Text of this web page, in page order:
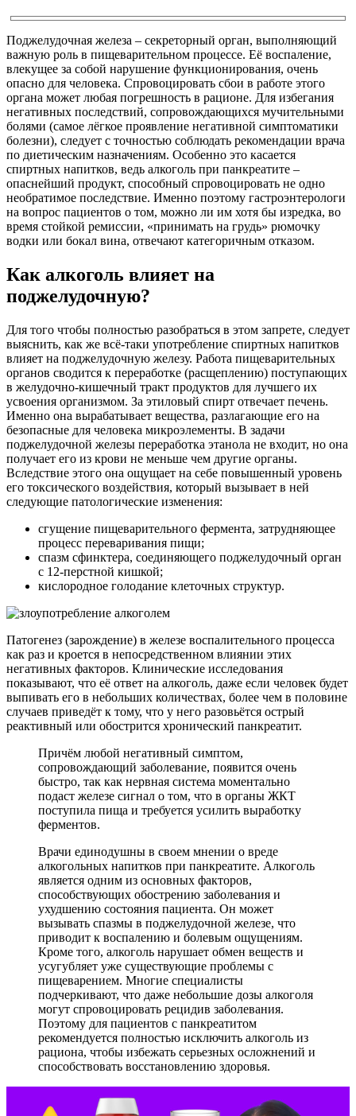
Поджелудочная железа – секреторный орган, выполняющий
важную роль в пищеварительном процессе. Её воспаление,
влекущее за собой нарушение функционирования, очень
опасно для человека. Спровоцировать сбои в работе этого
органа может любая погрешность в рационе. Для избегания
негативных последствий, сопровождающихся мучительными
болями (самое лёгкое проявление негативной симптоматики
болезни), следует с точностью соблюдать рекомендации врача
по диетическим назначениям. Особенно это касается
спиртных напитков, ведь алкоголь при панкреатите –
опаснейший продукт, способный спровоцировать не одно
необратимое последствие. Именно поэтому гастроэнтерологи
на вопрос пациентов о том, можно ли им хотя бы изредка, во
время стойкой ремиссии, «принимать на грудь» рюмочку
водки или бокал вина, отвечают категоричным отказом.
Как алкоголь влияет на
поджелудочную?
Для того чтобы полностью разобраться в этом запрете, следует
выяснить, как же всё-таки употребление спиртных напитков
влияет на поджелудочную железу. Работа пищеварительных
органов сводится к переработке (расщеплению) поступающих
в желудочно-кишечный тракт продуктов для лучшего их
усвоения организмом. За этиловый спирт отвечает печень.
Именно она вырабатывает вещества, разлагающие его на
безопасные для человека микроэлементы. В задачи
поджелудочной железы переработка этанола не входит, но она
получает его из крови не меньше чем другие органы.
Вследствие этого она ощущает на себе повышенный уровень
его токсического воздействия, который вызывает в ней
следующие патологические изменения:
сгущение пищеварительного фермента, затрудняющее
процесс переваривания пищи;
спазм сфинктера, соединяющего поджелудочный орган
с 12-перстной кишкой;
кислородное голодание клеточных структур.
Патогенез (зарождение) в железе воспалительного процесса
как раз и кроется в непосредственном влиянии этих
негативных факторов. Клинические исследования
показывают, что её ответ на алкоголь, даже если человек будет
выпивать его в небольших количествах, более чем в половине
случаев приведёт к тому, что у него разовьётся острый
реактивный или обострится хронический панкреатит.
Причём любой негативный симптом,
сопровождающий заболевание, появится очень
быстро, так как нервная система моментально
подаст железе сигнал о том, что в органы ЖКТ
поступила пища и требуется усилить выработку
ферментов.
Врачи единодушны в своем мнении о вреде
алкогольных напитков при панкреатите. Алкоголь
является одним из основных факторов,
способствующих обострению заболевания и
ухудшению состояния пациента. Он может
вызывать спазмы в поджелудочной железе, что
приводит к воспалению и болевым ощущениям.
Кроме того, алкоголь нарушает обмен веществ и
усугубляет уже существующие проблемы с
пищеварением. Многие специалисты
подчеркивают, что даже небольшие дозы алкоголя
могут спровоцировать рецидив заболевания.
Поэтому для пациентов с панкреатитом
рекомендуется полностью исключить алкоголь из
рациона, чтобы избежать серьезных осложнений и
способствовать восстановлению здоровья.